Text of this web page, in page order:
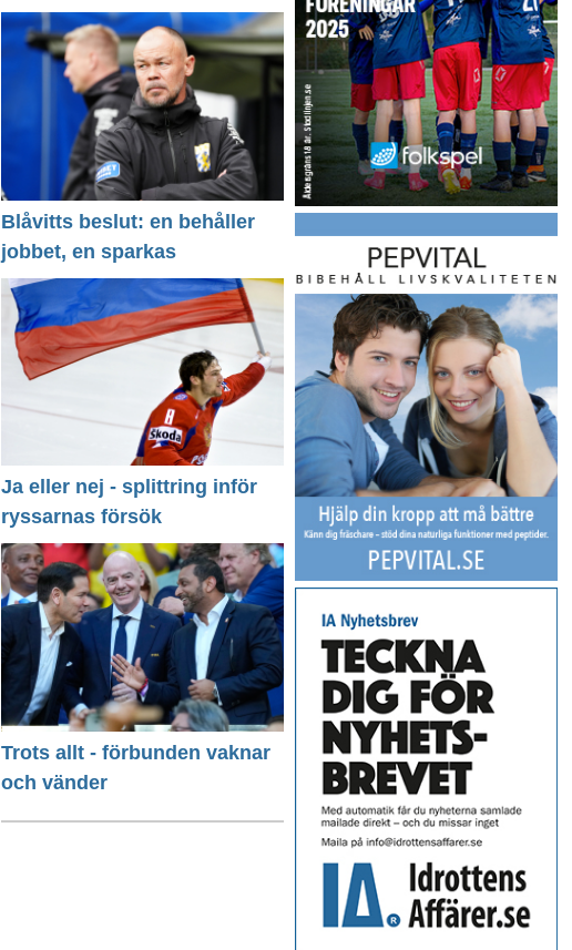
Blåvitts beslut: en behåller
jobbet, en sparkas
Ja eller nej - splittring inför
ryssarnas försök
Trots allt - förbunden vaknar
och vänder